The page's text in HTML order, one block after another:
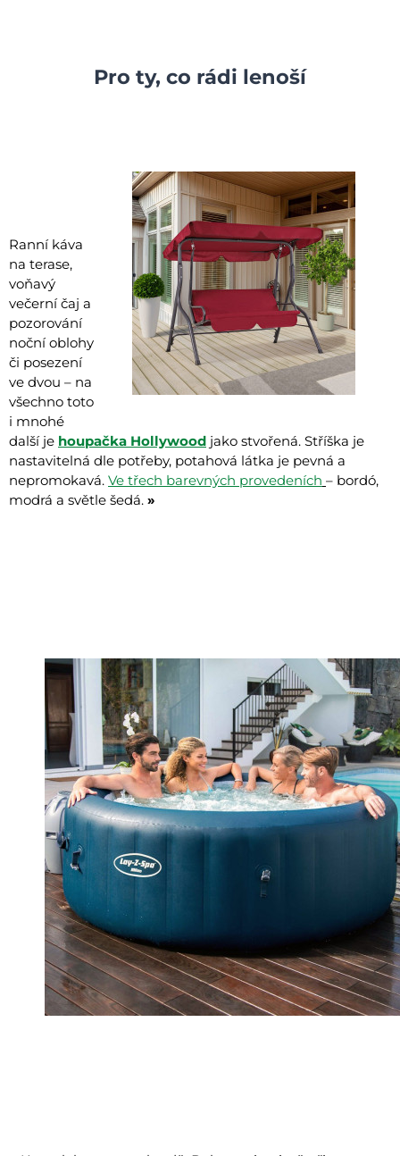
Pro ty, co rádi lenoší
Ranní káva
na terase,
voňavý
večerní čaj a
pozorování
noční oblohy
či posezení
ve dvou – na
všechno toto
i mnohé
další je houpačka Hollywood jako stvořená. Stříška je
nastavitelná dle potřeby, potahová látka je pevná a
nepromokavá. Ve třech barevných provedeních – bordó,
modrá a světle šedá. »